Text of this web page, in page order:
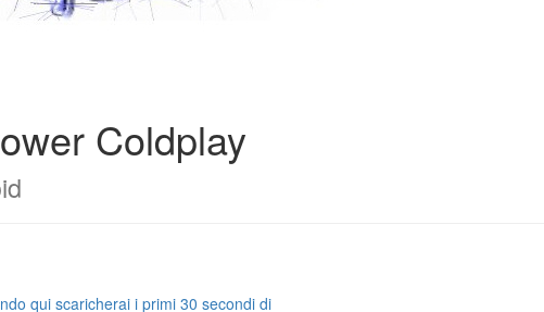
Coldplay
qui scaricherai i primi 30 secondi di